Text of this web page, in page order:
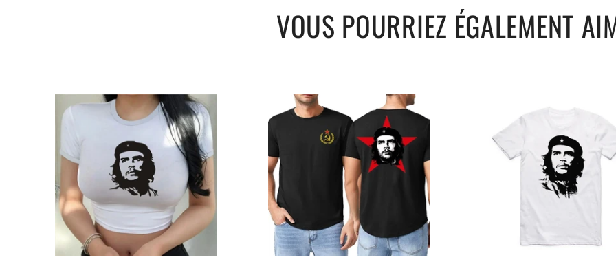
Exprimez vos valeurs avec ce sac à bandoulière au design puissant, hommage
VOUS POURRIEZ ÉGALEMENT